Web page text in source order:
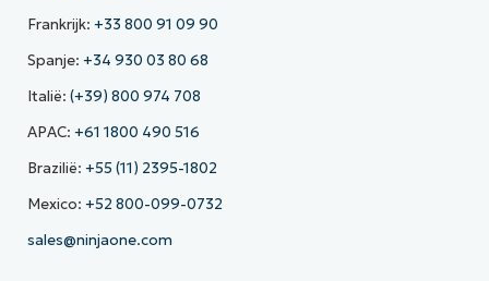
Frankrijk: +33 800 91 09 90
Spanje: +34 930 03 80 68
Italië: (+39) 800 974 708
APAC: +61 1800 490 516
Brazilië: +55 (11) 2395-1802
Mexico: +52 800-099-0732
sales@ninjaone.com